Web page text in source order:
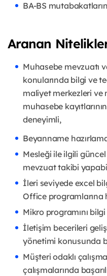
BA-BS
Aranan
Muhasebe mevzuatı
konularında bilgi ve
maliyet merkezleri ve
muhasebe
deneyimli,
Beyanname
Mesleği ile ilgili
mevzuat takibi
İleri seviyede excel
Office programlarına
Mikro programını
İletişim becerileri
yönetimi konusunda
Müşteri odaklı
çalışmalarında